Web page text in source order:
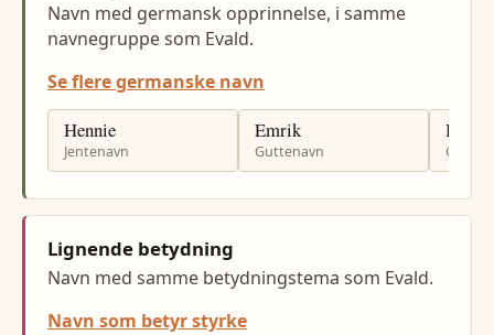
Navn med germansk opprinnelse, i samme
navnegruppe som Evald.
Se flere germanske navn
Hennie
Jentenavn
Emrik
Guttenavn
Heine
Lignende betydning
Navn med samme betydningstema som Evald.
Navn som betyr styrke